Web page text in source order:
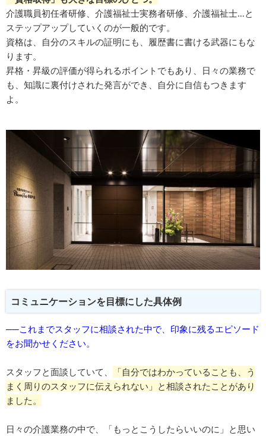
介護職員初任者研修、介護福祉士実務者研修、介護福祉士…と
ステップアップしていくのが一般的です。
資格は、自分のスキルの証明にも、履歴書に書ける武器にもな
ります。
昇格・昇級の評価が得られるポイントでもあり、日々の業務で
も、知識に裏付けされた発言ができ、自分に自信もつきます
よ。
コミュニケーションを目標にした具体例
──これまでスタッフに相談された中で、印象に残るエピソード
をお聞かせください。
スタッフと面談していて、
「自分ではわかっていることも、う
まく周りのスタッフに伝えられない」と相談されたことがあり
ました。
日々の介護業務の中で、「もっとこうしたらいいのに」と思い